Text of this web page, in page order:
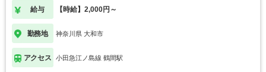
給与 【時給】2,000円～
勤務地 神奈川県 大和市
アクセス 小田急江ノ島線 鶴間駅